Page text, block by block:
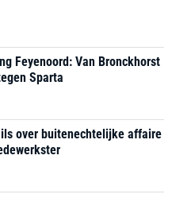
Feyenoord: Van Bronckhorst
Sparta
over buitenechtelijke affaire